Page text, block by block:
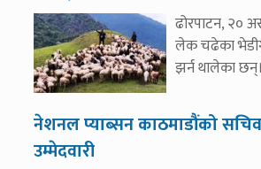
ढोरपाटन, २०
लेक चढेका
झर्न थालेका
नेशनल प्याब्सन काठमाडौंको
उम्मेदवारी